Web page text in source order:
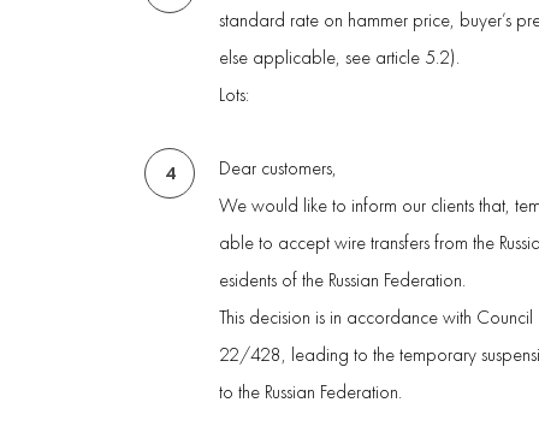
standard rate on hammer price, buyer’s
else applicable, see article 5.2).
Lots:
4
Dear customers,
We would like to inform our clients that,
able to accept wire transfers from the
esidents of the Russian Federation.
This decision is in accordance with
22/428, leading to the temporary
to the Russian Federation.